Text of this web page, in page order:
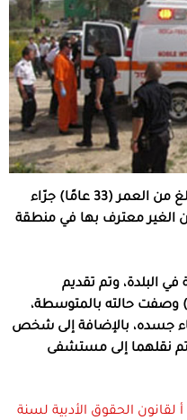
أصيب صباح اليوم الخميس، شاب يبلغ من العمر (33 عامًا) جرّاء
الغير معترف بها في منطقة
البلدة، وتم تقديم
الأولية لمصاب (33 عامًا) وصفت حالته بالمتوسطة،
جسده، بالإضافة إلى شخص
نقلهما إلى مستشفى
استعمال المضامين بموجب بند 27 أ لقانون الحقوق الأدبية لسنة